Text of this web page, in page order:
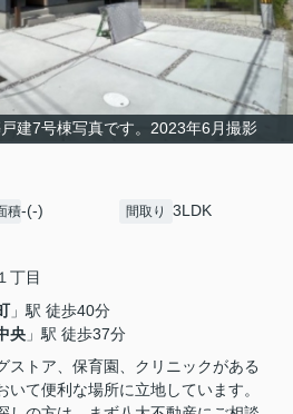
戸建7号棟写真です。2023年6月撮影
積-(-) 間取り 3LDK
丁目
」駅 徒歩40分
央 」駅 徒歩37分
ストア、保育園、クリニックがある
いて便利な場所に立地しています。